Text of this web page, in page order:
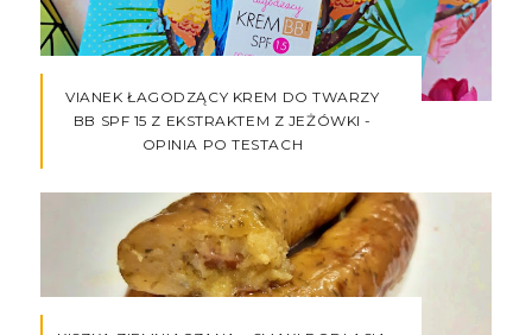
VIANEK ŁAGODZĄCY KREM DO TWARZY
BB SPF 15 Z EKSTRAKTEM Z JEŻÓWKI -
OPINIA PO TESTACH